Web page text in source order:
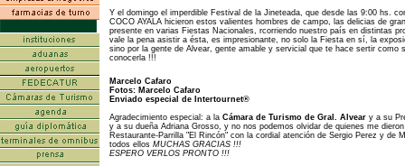
Y el domingo el imperdible Festival de la Jineteada, que desde las 9:00 hs.
COCO AYALA hicieron estos valientes hombres de campo, las delicias de
presente en varias Fiestas Nacionales, rcorriendo nuestro país en distintas
vale la pena asistir a ésta, es impresionante, no solo la Fiesta en sí, la
sino por la gente de Alvear, gente amable y servicial que te hace sertir como
conocerla !!!
Marcelo Cafaro
Fotos: Marcelo Cafaro
Enviado especial de Intertournet®
Agradecimiento especial: a la Cámara de Turismo de Gral. Alvear y a su
y a su dueña Adriana Grosso, y no nos podemos olvidar de quienes me
Restaurante-Parrilla "El Rincón" con la cordial atención de Sergio Perez y de
todos ellos MUCHAS GRACIAS !!!
ESPERO VERLOS PRONTO !!!